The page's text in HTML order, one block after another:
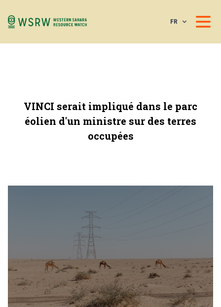
FR
VINCI serait impliqué dans le parc
éolien d'un ministre sur des terres
occupées